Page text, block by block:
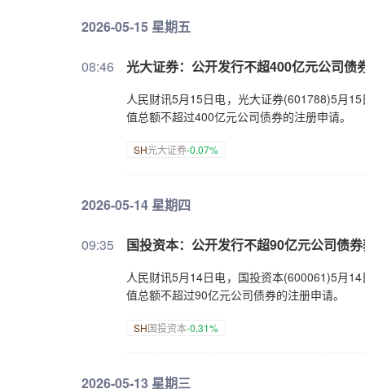
2026-05-15 星期五
08:46 光大证券：公开发行不超400亿元公司债
人民财讯5月15日电，光大证券(601788)5月
值总额不超过400亿元公司债券的注册申请。
SH光大证券-0.07%
2026-05-14 星期四
09:35 国投资本：公开发行不超90亿元公司债
人民财讯5月14日电，国投资本(600061)5月
值总额不超过90亿元公司债券的注册申请。
SH国投资本-0.31%
2026-05-13 星期三